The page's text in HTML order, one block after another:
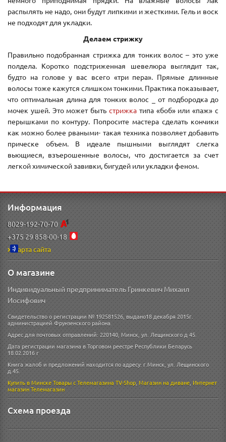
распылять не надо, они будут липкими и жесткими. Гель и воск
не подходят для укладки.
Делаем стрижку
Правильно подобранная стрижка для тонких волос – это уже
полдела. Коротко подстриженная шевелюра выглядит так,
будто на голове у вас всего «три пера». Прямые длинные
волосы тоже кажутся слишком тонкими. Практика показывает,
что оптимальная длина для тонких волос _ от подбородка до
мочек ушей. Это может быть стрижка типа «боб» или «паж» с
перышками по контуру. Попросите мастера сделать кончики
как можно более рваными- такая техника позволяет добавить
прическе объем. В идеале пышными выглядят слегка
вьющиеся, взъерошенные волосы, что достигается за счет
легкой химической завивки, бигудей или укладки феном.
Информация
8029-192-70-70
+375 29 858-00-18
Карта сайта
О магазине
Индивидуальный предприниматель Гринкевич Михаил
Иосифович
Свидетельство о регистрации № 192581526, выдано18 декабря 2015г.
администрацией Фрунзенского района.
Адрес для почтовых отправлений: 220140, Минск, ул. Лещинского д 45.
Дата регистрации магазина в Торговом реестре Республики Беларусь
18.02.2016 г
Книга жалоб и предложений находится по адресу: г.Минск, ул. Лещинского
д.45.
Купить в МинскеТовары с Телемагазина TV-Shop,Магазин на диване,Интернет
магазинТелемагазин
Схема проезда